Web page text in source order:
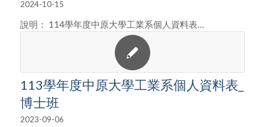
2024-10-15
說明： 114學年度中原大學工業系個人資料表…
113學年度中原大學工業系個人資料表_
博士班
2023-09-06